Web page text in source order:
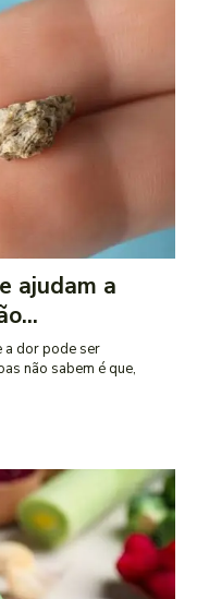
ajudam a
a dor pode ser
não sabem é que,